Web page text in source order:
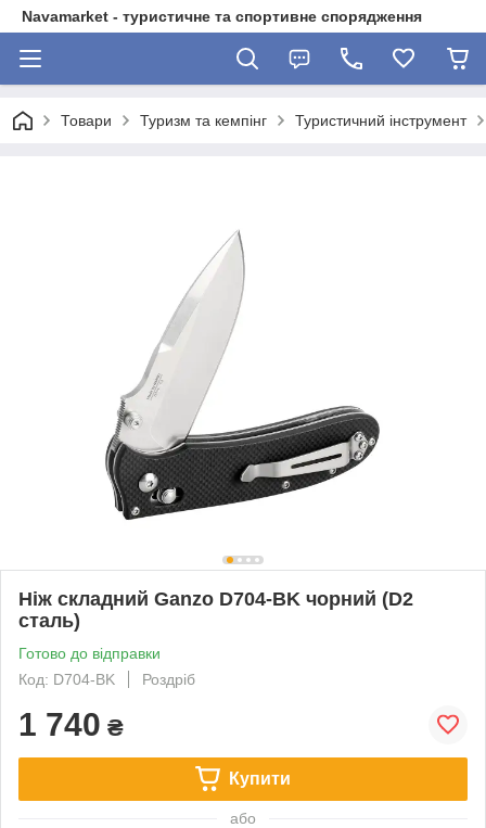
Navamarket - туристичне та спортивне спорядження
Товари Туризм та кемпінг Туристичний інструмент
Ніж складний Ganzo D704-BK чорний (D2
сталь)
Готово до відправки
Код: D704-BK
Роздріб
1 740 ₴
Купити
або